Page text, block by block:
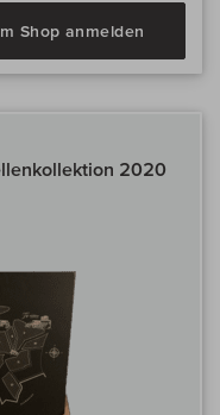
Shop anmelden
2020